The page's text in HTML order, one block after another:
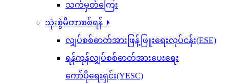
သက်မှတ်ကြေး
သုံးစွဲမီတာစစ်ရန်
လျှပ်စစ်ဓာတ်အားဖြန့်ဖြူးရေးလုပ်ငန်း(ESE)
ရန်ကုန်လျှပ်စစ်ဓာတ်အားပေးရေး
ကော်ပိုရေးရှင်း(YESC)